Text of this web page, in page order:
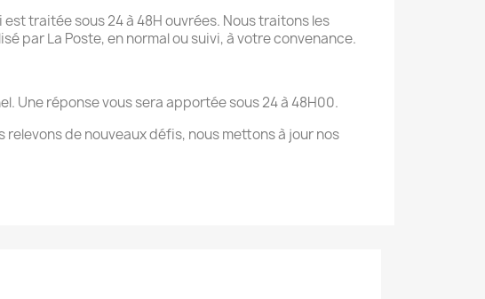
traitée sous 24 à 48H ouvrées. Nous traitons les
par La Poste, en normal ou suivi, à votre convenance.
Une réponse vous sera apportée sous 24 à 48H00.
de nouveaux défis, nous mettons à jour nos